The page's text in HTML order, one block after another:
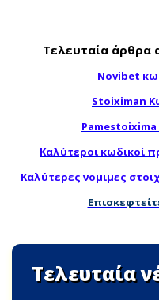
Τελευταία άρθρα
Novibet
Stoiximan
Καλύτεροι κωδικοί
Καλύτερες νομιμες
Τελευταία